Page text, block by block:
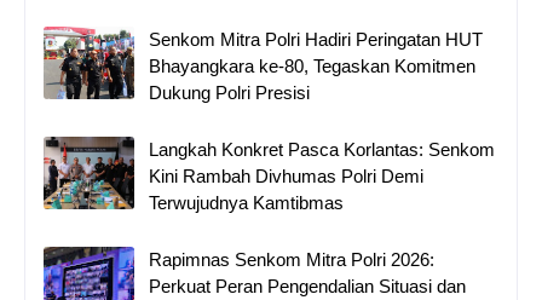
Senkom Mitra Polri Hadiri Peringatan HUT
Bhayangkara ke-80, Tegaskan Komitmen
Dukung Polri Presisi
Langkah Konkret Pasca Korlantas: Senkom
Kini Rambah Divhumas Polri Demi
Terwujudnya Kamtibmas
Rapimnas Senkom Mitra Polri 2026:
Perkuat Peran Pengendalian Situasi dan